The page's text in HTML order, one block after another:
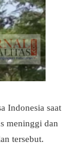
Indonesia saat
meninggi dan
tersebut.